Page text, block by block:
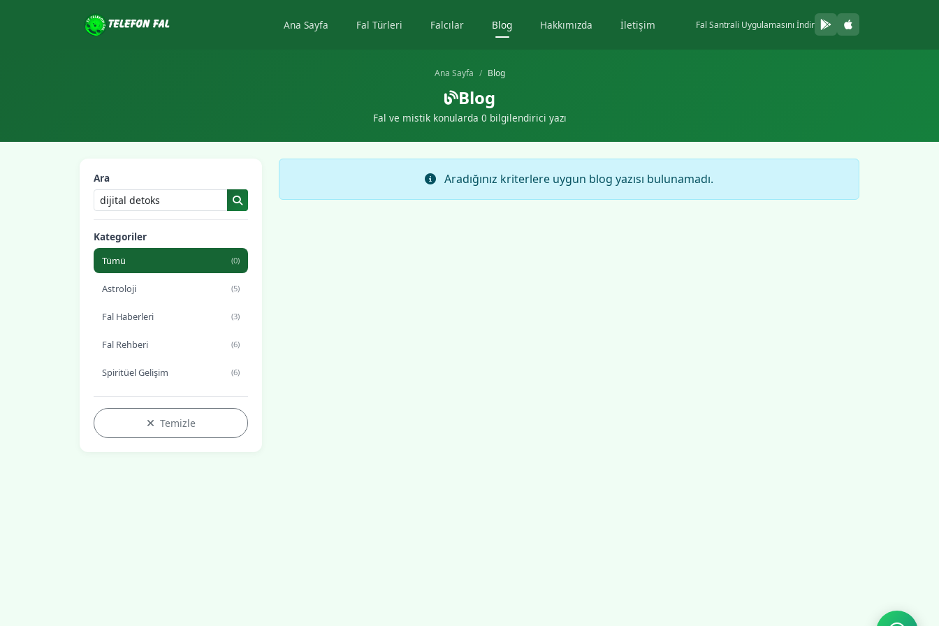
Ana Sayfa Fal Türleri Falcılar Blog Hakkımızda İletişim Fal Santrali Uygulamasını İndir
Ana Sayfa Blog
Blog
Fal ve mistik konularda 0 bilgilendirici yazı
Ara
Kategoriler
Tümü (0)
Astroloji (5)
Fal Haberleri (3)
Fal Rehberi (6)
Spiritüel Gelişim (6)
Temizle
Aradığınız kriterlere uygun blog yazısı bulunamadı.